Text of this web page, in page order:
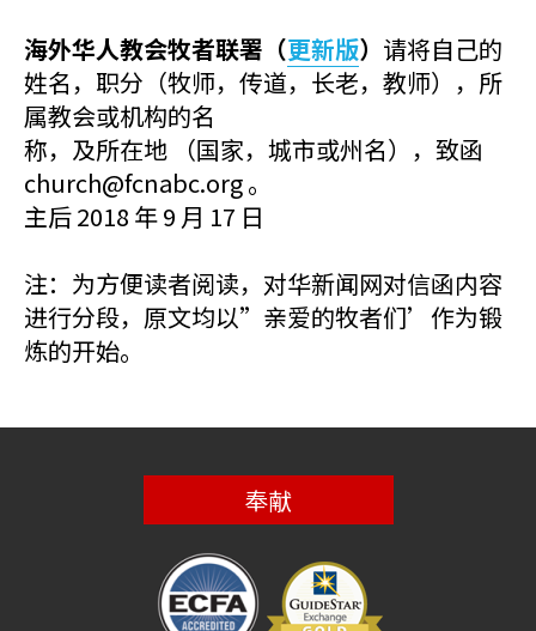
海外华人教会牧者联署（更新版） 请将自己的
姓名，职分（牧师，传道，长老，教师），所
属教会或机构的名
称，及所在地 （国家，城市或州名），致函
church@fcnabc.org 。
主后 2018 年 9 月 17 日
注：为方便读者阅读，对华新闻网对信函内容
进行分段，原文均以”亲爱的牧者们’作为锻
炼的开始。
奉献